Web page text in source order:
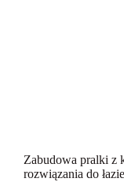
Zabudowa pralki z
rozwiązania do